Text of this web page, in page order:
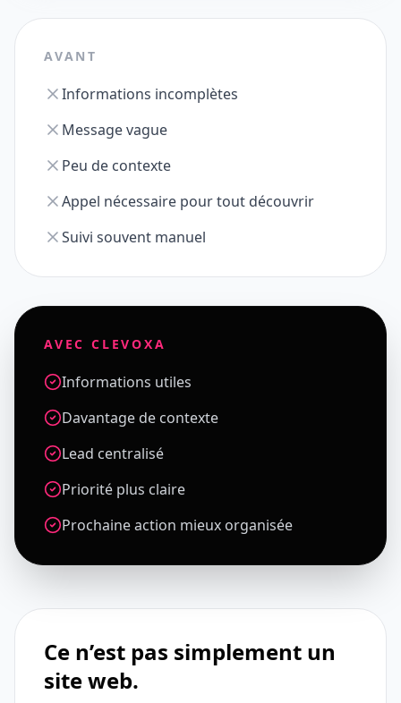
AVANT
Informations incomplètes
Message vague
Peu de contexte
Appel nécessaire pour tout découvrir
Suivi souvent manuel
AVEC CLEVOXA
Informations utiles
Davantage de contexte
Lead centralisé
Priorité plus claire
Prochaine action mieux organisée
Ce n’est pas simplement un
site web.